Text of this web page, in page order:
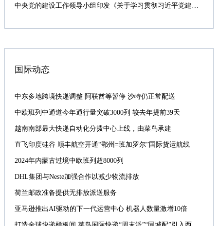
中央党的建设工作领导小组印发《关于学习贯彻习近平党建思想的通知》
国际动态
中东多地跨境快递调整 阿联酋等暂停 沙特仍正常配送
中欧班列中通道今年通行量突破3000列 较去年提前39天
越南南部最大快递自动化分拨中心上线，由菜鸟承建
直飞印度硅谷 顺丰航空开通“鄂州=班加罗尔”国际货运航线
2024年内蒙古过境中欧班列超8000列
DHL集团与Neste加强合作以减少物流排放
荷兰邮政准备提供无排放派送服务
亚马逊推出AI驱动的下一代运营中心 机器人数量激增10倍